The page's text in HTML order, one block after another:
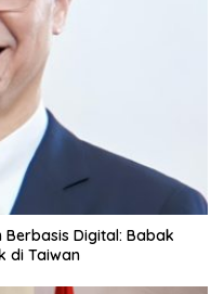
Digital: Babak
di Taiwan